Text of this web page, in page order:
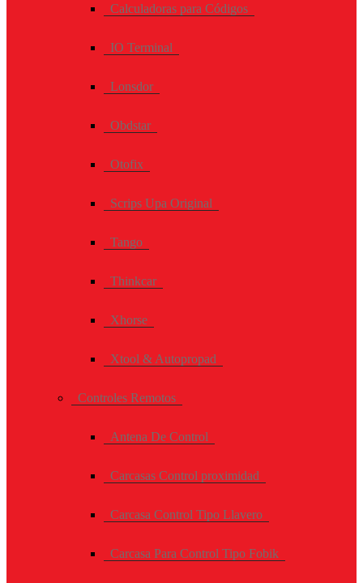
Calculadoras para Códigos
IO Terminal
Lonsdor
Obdstar
Otofix
Scrips Upa Original
Tango
Thinkcar
Xhorse
Xtool & Autopropad
Controles Remotos
Antena De Control
Carcasas Control proximidad
Carcasa Control Tipo Llavero
Carcasa Para Control Tipo Fobik